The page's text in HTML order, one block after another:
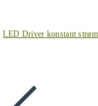
LED Driver konstant strøm